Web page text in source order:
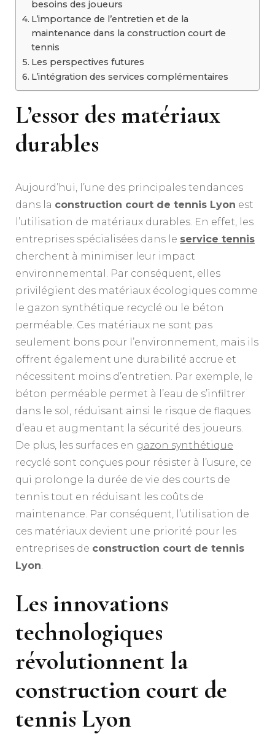
besoins des joueurs
L’importance de l’entretien et de la
maintenance dans la construction court de
tennis
Les perspectives futures
L’intégration des services complémentaires
L’essor des matériaux
durables
Aujourd’hui, l’une des principales tendances
dans la construction court de tennis Lyon est
l’utilisation de matériaux durables. En effet, les
entreprises spécialisées dans le service tennis
cherchent à minimiser leur impact
environnemental. Par conséquent, elles
privilégient des matériaux écologiques comme
le gazon synthétique recyclé ou le béton
perméable. Ces matériaux ne sont pas
seulement bons pour l’environnement, mais ils
offrent également une durabilité accrue et
nécessitent moins d’entretien. Par exemple, le
béton perméable permet à l’eau de s’infiltrer
dans le sol, réduisant ainsi le risque de flaques
d’eau et augmentant la sécurité des joueurs.
De plus, les surfaces en gazon synthétique
recyclé sont conçues pour résister à l’usure, ce
qui prolonge la durée de vie des courts de
tennis tout en réduisant les coûts de
maintenance. Par conséquent, l’utilisation de
ces matériaux devient une priorité pour les
entreprises de construction court de tennis
Lyon
Les innovations
technologiques
révolutionnent la
construction court de
tennis Lyon